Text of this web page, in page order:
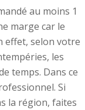
au moins 1
marge car le
effet, selon votre
les
temps. Dans ce
Si
la région, faites